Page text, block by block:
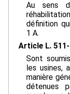
Au sens
définition
1 A.
Article L. 511-
Sont
les usines,
manière
détenues